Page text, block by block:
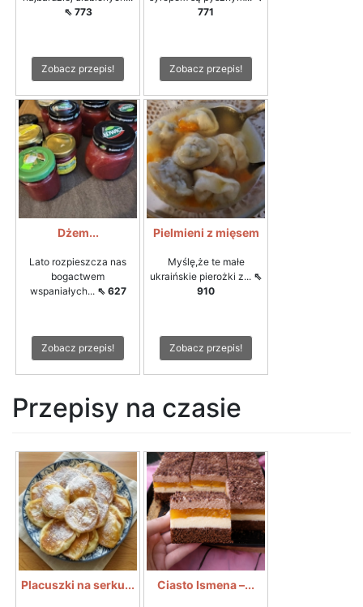
⇖ 773
Zobacz przepis!
771
Zobacz przepis!
Dżem...
Lato rozpieszcza nas
bogactwem
wspaniałych... ⇖ 627
Zobacz przepis!
Pielmieni z mięsem
Myślę,że te małe
ukraińskie pierożki z... ⇖
910
Zobacz przepis!
Przepisy na czasie
Placuszki na serku... Ciasto Ismena –...